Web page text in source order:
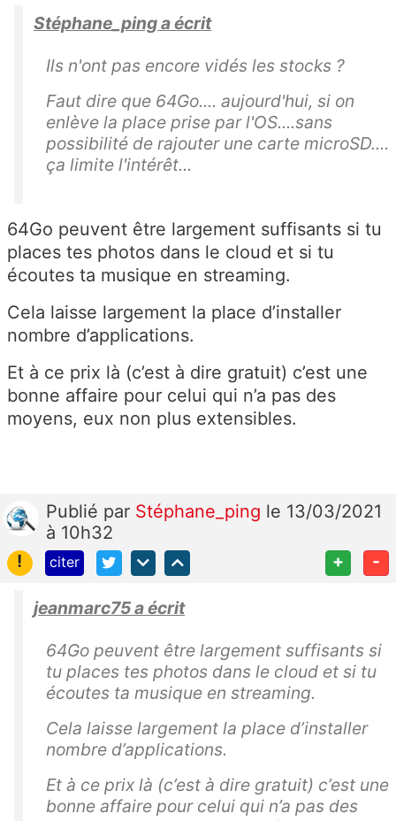
Stéphane_ping a écrit
Ils n'ont pas encore vidés les stocks ?
Faut dire que 64Go.... aujourd'hui, si on
enlève la place prise par l'OS....sans
possibilité de rajouter une carte microSD....
ça limite l'intérêt...
64Go peuvent être largement suffisants si tu
places tes photos dans le cloud et si tu
écoutes ta musique en streaming.
Cela laisse largement la place d’installer
nombre d’applications.
Et à ce prix là (c’est à dire gratuit) c’est une
bonne affaire pour celui qui n’a pas des
moyens, eux non plus extensibles.
Publié par Stéphane_ping le 13/03/2021
à 10h32
!
citer + -
jeanmarc75 a écrit
64Go peuvent être largement suffisants si
tu places tes photos dans le cloud et si tu
écoutes ta musique en streaming.
Cela laisse largement la place d’installer
nombre d’applications.
Et à ce prix là (c’est à dire gratuit) c’est une
bonne affaire pour celui qui n’a pas des